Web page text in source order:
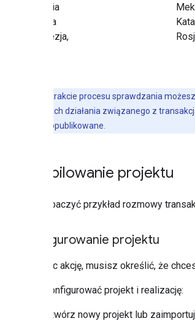
Brazylia
Kanada
Indonezja,
w trakcie procesu sprawdzania
Google w ramach działania związanego z
sprawdzone i opublikowane.
Kompilowanie projektu
Aby zobaczyć przykład rozmowy
Konfigurowanie projektu
Tworząc akcję, musisz określić, że
Aby skonfigurować projekt i realizację:
Utwórz nowy projekt lub